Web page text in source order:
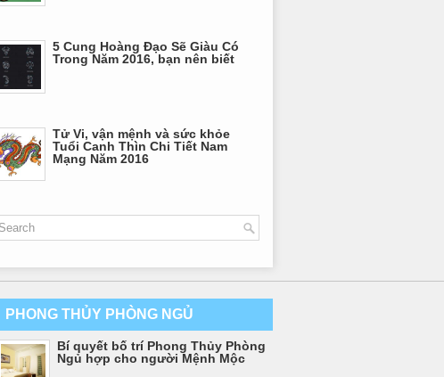
5 Cung Hoàng Đạo Sẽ Giàu Có
Trong Năm 2016, bạn nên biết
Tử Vi, vận mệnh và sức khỏe
Tuổi Canh Thìn Chi Tiết Nam
Mạng Năm 2016
PHONG THỦY PHÒNG NGỦ
Bí quyết bố trí Phong Thủy Phòng
Ngủ hợp cho người Mệnh Mộc